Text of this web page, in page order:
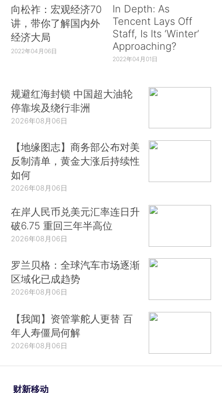
向松祚：宏观经济70
讲，带你了解国内外
经济大局
2022年04月06日
In Depth: As
Tencent Lays Off
Staff, Is Its ‘Winter’
Approaching?
2022年04月01日
规避红海封锁 中国超大油轮
停靠埃及绕行非洲
2026年08月06日
【地缘图志】商务部公布对美
反制清单，黄金大涨后持续性
如何
2026年08月06日
在岸人民币兑美元汇率连日升
破6.75 重回三年半高位
2026年08月06日
罗兰贝格：全球汽车市场逐渐
区域化已成趋势
2026年08月06日
【我闻】资管掌舵人更替 百
年人寿僵局何解
2026年08月06日
财新移动